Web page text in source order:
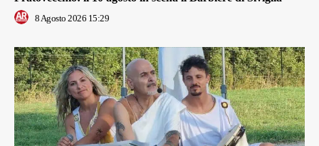
8 Agosto 2026 15:29